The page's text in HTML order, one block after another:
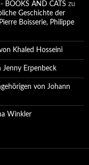
BOOKS AND CATS zu
Geschichte der
Boisserie, Philippe
Khaled Hosseini
Jenny Erpenbeck
von Johann
Winkler